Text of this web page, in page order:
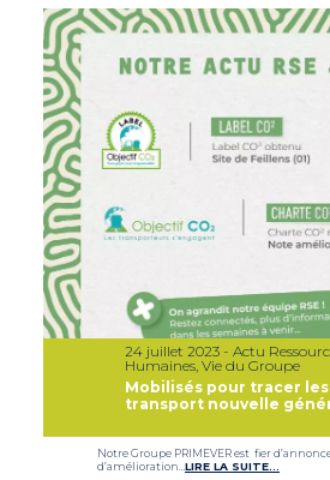
24 juillet 2023 - Actu
Humaines, Vie du Groupe
Mobilisés pour tracer
transport nouvelle
Notre Groupe PRIMEVER est fier
d’amélioration…LIRE LA SUITE…